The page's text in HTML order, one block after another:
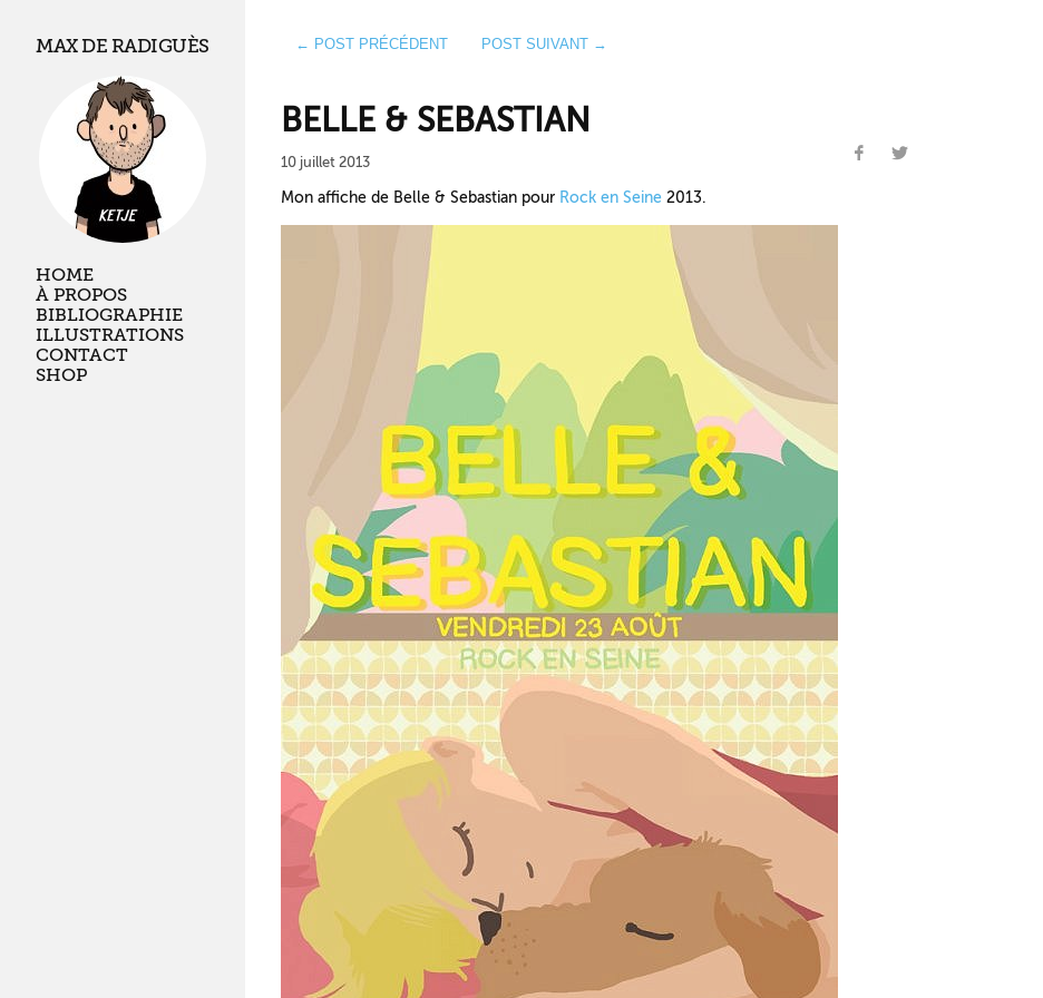
MAX DE RADIGUÈS
HOME
À PROPOS
BIBLIOGRAPHIE
ILLUSTRATIONS
CONTACT
SHOP
← POST PRÉCÉDENT POST SUIVANT →
BELLE & SEBASTIAN
10 juillet 2013
Mon affiche de Belle & Sebastian pour Rock en Seine 2013.